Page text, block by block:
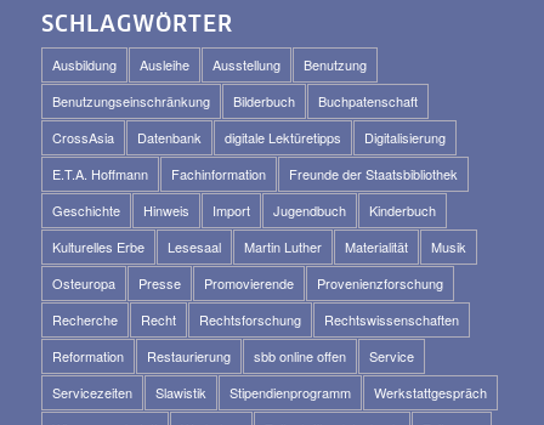
SCHLAGWÖRTER
Ausbildung Ausleihe Ausstellung
Benutzung
Benutzungseinschränkung
Bilderbuch
Buchpatenschaft
CrossAsia
Datenbank digitale Lektüretipps
Digitalisierung
E.T.A. Hoffmann
Fachinformation
Freunde der Staatsbibliothek
Geschichte
Hinweis Import Jugendbuch
Kinderbuch
Kulturelles Erbe
Lesesaal Martin Luther Materialität
Musik
Osteuropa
Presse Promovierende
Provenienzforschung
Recherche
Recht Rechtsforschung
Rechtswissenschaften
Reformation
Restaurierung sbb online offen
Service
Servicezeiten
Slawistik Stipendienprogramm
Werkstattgespräch